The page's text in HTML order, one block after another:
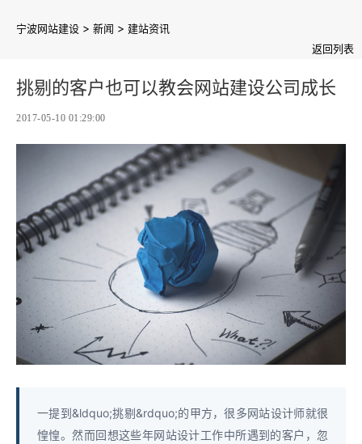
宁波网站建设 > 新闻 > 建站资讯
返回列表
挑剔的客户也可以教会网站建设公司成长
2017-05-10 01:29:00
一提到&ldquo;挑剔&rdquo;的甲方，很多网站设计师就很
惶惶。然而回想这些年网站设计工作中所遇到的客户，忽